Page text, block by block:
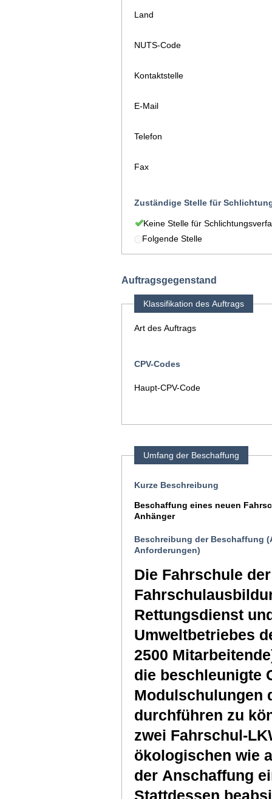
Land
NUTS-Code
Kontaktstelle
E-Mail
Telefon
Fax
Zuständige Stelle für
Keine Stelle für
Folgende Stelle
Auftragsgegenstand
Klassifikation des Auftrags
Art des Auftrags
CPV-Codes
Haupt-CPV-Code
Umfang der Beschaffung
Kurze Beschreibung
Beschaffung eines neuen
Anhänger
Beschreibung der Beschaffung
Anforderungen)
Die Fahrschule
Rettungsdienst
Umweltbetriebes
2500
die beschleunigte
Modulschulungen
durchführen zu
zwei Fahrschul-
ökologischen wie
der Anschaffung
Stattdessen